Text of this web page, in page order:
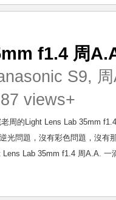
f1.4 周
S9,
views+
周的Light Lens Lab 35mm
光問題，沒有彩色問題，沒有
Lens Lab 35mm f1.4 周A.A.